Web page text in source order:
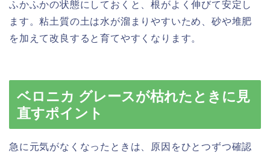
ふかふかの状態にしておくと、根がよく伸びて安定し
ます。粘土質の土は水が溜まりやすいため、砂や堆肥
を加えて改良すると育てやすくなります。
ベロニカ グレースが枯れたときに見
直すポイント
急に元気がなくなったときは、原因をひとつずつ確認